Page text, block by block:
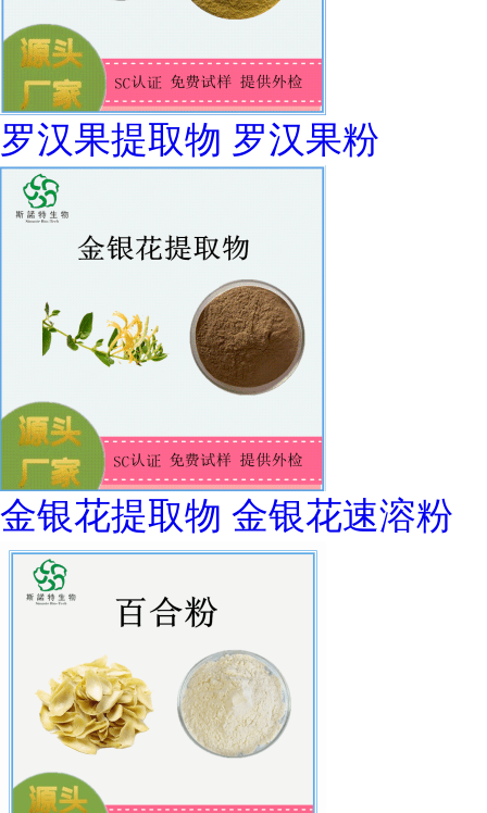
罗汉果提取物 罗汉果粉
金银花提取物 金银花速溶粉